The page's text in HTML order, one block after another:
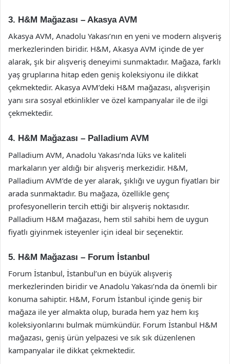
3. H&M Mağazası – Akasya AVM
Akasya AVM, Anadolu Yakası’nın en yeni ve modern alışveriş
merkezlerinden biridir. H&M, Akasya AVM içinde de yer
alarak, şık bir alışveriş deneyimi sunmaktadır. Mağaza, farklı
yaş gruplarına hitap eden geniş koleksiyonu ile dikkat
çekmektedir. Akasya AVM’deki H&M mağazası, alışverişin
yanı sıra sosyal etkinlikler ve özel kampanyalar ile de ilgi
çekmektedir.
4. H&M Mağazası – Palladium AVM
Palladium AVM, Anadolu Yakası’nda lüks ve kaliteli
markaların yer aldığı bir alışveriş merkezidir. H&M,
Palladium AVM’de de yer alarak, şıklığı ve uygun fiyatları bir
arada sunmaktadır. Bu mağaza, özellikle genç
profesyonellerin tercih ettiği bir alışveriş noktasıdır.
Palladium H&M mağazası, hem stil sahibi hem de uygun
fiyatlı giyinmek isteyenler için ideal bir seçenektir.
5. H&M Mağazası – Forum İstanbul
Forum İstanbul, İstanbul’un en büyük alışveriş
merkezlerinden biridir ve Anadolu Yakası’nda da önemli bir
konuma sahiptir. H&M, Forum İstanbul içinde geniş bir
mağaza ile yer almakta olup, burada hem yaz hem kış
koleksiyonlarını bulmak mümkündür. Forum İstanbul H&M
mağazası, geniş ürün yelpazesi ve sık sık düzenlenen
kampanyalar ile dikkat çekmektedir.